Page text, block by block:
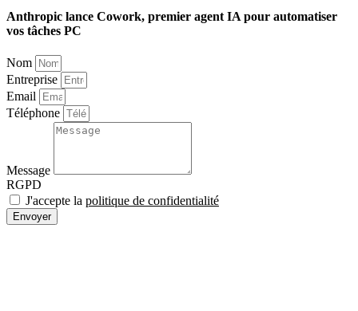
Anthropic lance Cowork, premier agent IA pour automatiser
vos tâches PC
Nom
Entreprise
Email
Téléphone
Message
RGPD
J'accepte la politique de confidentialité
Envoyer